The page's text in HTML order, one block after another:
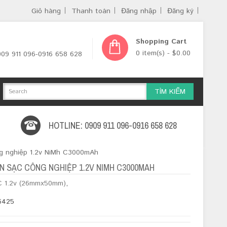
Giỏ hàng Thanh toán Đăng nhập Đăng ký
911 096-0916 658 628
Shopping Cart
0 item(s) - $0.00
TÌM KIẾM
HOTLINE: 0909 911 096-0916 658 628
nghiệp 1.2v NiMh C3000mAh
SẠC CÔNG NGHIỆP 1.2V NIMH C3000MAH
1.2v (26mmx50mm),